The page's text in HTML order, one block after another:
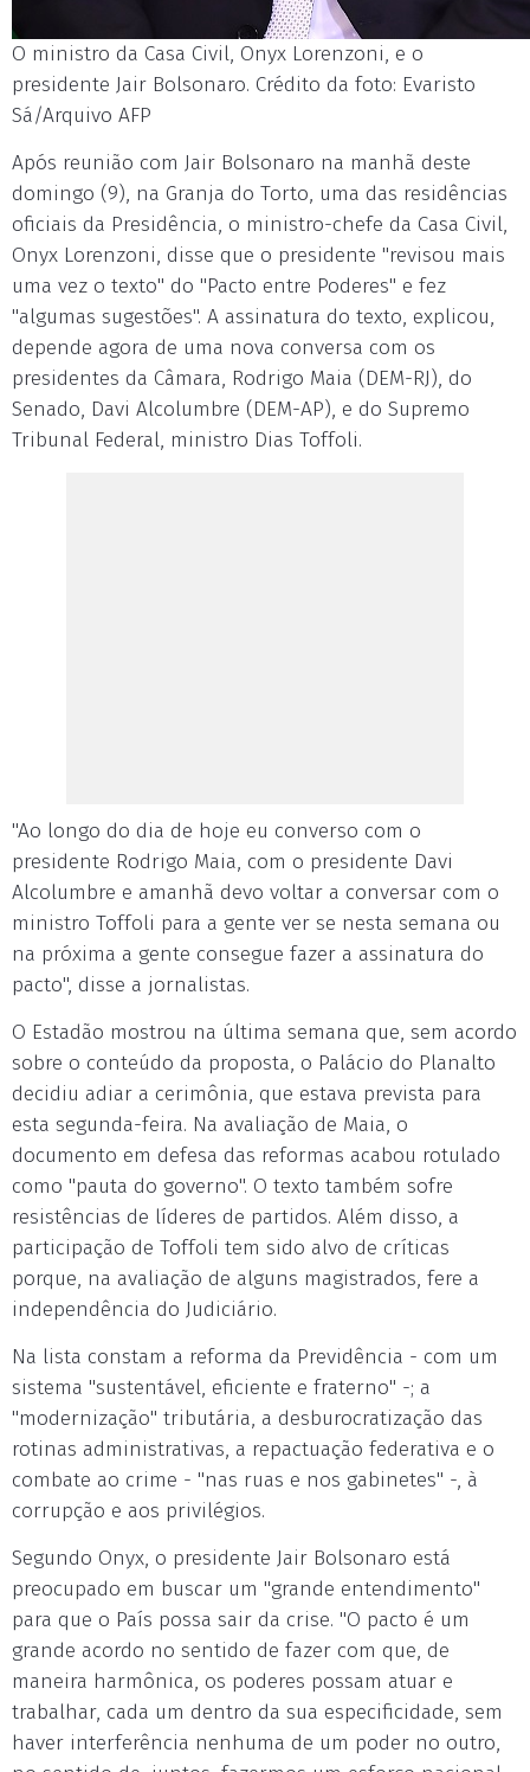
O ministro da Casa Civil, Onyx Lorenzoni, e o
presidente Jair Bolsonaro. Crédito da foto: Evaristo
Sá/Arquivo AFP
Após reunião com Jair Bolsonaro na manhã deste
domingo (9), na Granja do Torto, uma das residências
oficiais da Presidência, o ministro-chefe da Casa Civil,
Onyx Lorenzoni, disse que o presidente "revisou mais
uma vez o texto" do "Pacto entre Poderes" e fez
"algumas sugestões". A assinatura do texto, explicou,
depende agora de uma nova conversa com os
presidentes da Câmara, Rodrigo Maia (DEM-RJ), do
Senado, Davi Alcolumbre (DEM-AP), e do Supremo
Tribunal Federal, ministro Dias Toffoli.
"Ao longo do dia de hoje eu converso com o
presidente Rodrigo Maia, com o presidente Davi
Alcolumbre e amanhã devo voltar a conversar com o
ministro Toffoli para a gente ver se nesta semana ou
na próxima a gente consegue fazer a assinatura do
pacto", disse a jornalistas.
O Estadão mostrou na última semana que, sem acordo
sobre o conteúdo da proposta, o Palácio do Planalto
decidiu adiar a cerimônia, que estava prevista para
esta segunda-feira. Na avaliação de Maia, o
documento em defesa das reformas acabou rotulado
como "pauta do governo". O texto também sofre
resistências de líderes de partidos. Além disso, a
participação de Toffoli tem sido alvo de críticas
porque, na avaliação de alguns magistrados, fere a
independência do Judiciário.
Na lista constam a reforma da Previdência - com um
sistema "sustentável, eficiente e fraterno" -; a
"modernização" tributária, a desburocratização das
rotinas administrativas, a repactuação federativa e o
combate ao crime - "nas ruas e nos gabinetes" -, à
corrupção e aos privilégios.
Segundo Onyx, o presidente Jair Bolsonaro está
preocupado em buscar um "grande entendimento"
para que o País possa sair da crise. "O pacto é um
grande acordo no sentido de fazer com que, de
maneira harmônica, os poderes possam atuar e
trabalhar, cada um dentro da sua especificidade, sem
haver interferência nenhuma de um poder no outro,